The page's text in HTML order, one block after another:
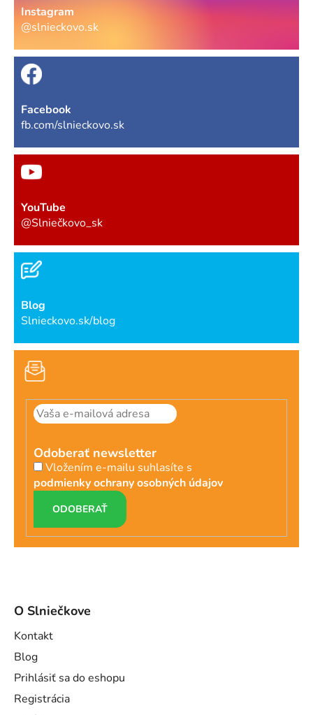
Instagram
@slnieckovo.sk
Facebook
fb.com/slnieckovo.sk
YouTube
@Slniečkovo_sk
Blog
Slnieckovo.sk/blog
Odoberať newsletter
Vložením e-mailu suhlasíte s
podmienky ochrany osobných údajov
PRIHLÁSIŤ
SA
O Slniečkove
Kontakt
Blog
Prihlásiť sa do eshopu
Registrácia